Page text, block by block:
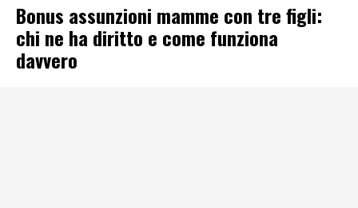
Bonus assunzioni mamme con tre figli:
chi ne ha diritto e come funziona
davvero